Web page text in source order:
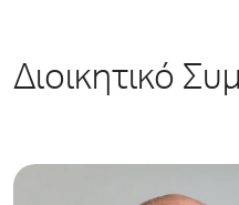
Διοικητικό